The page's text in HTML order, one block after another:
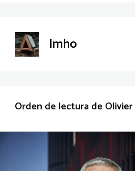
Imho
Orden de lectura de Olivier